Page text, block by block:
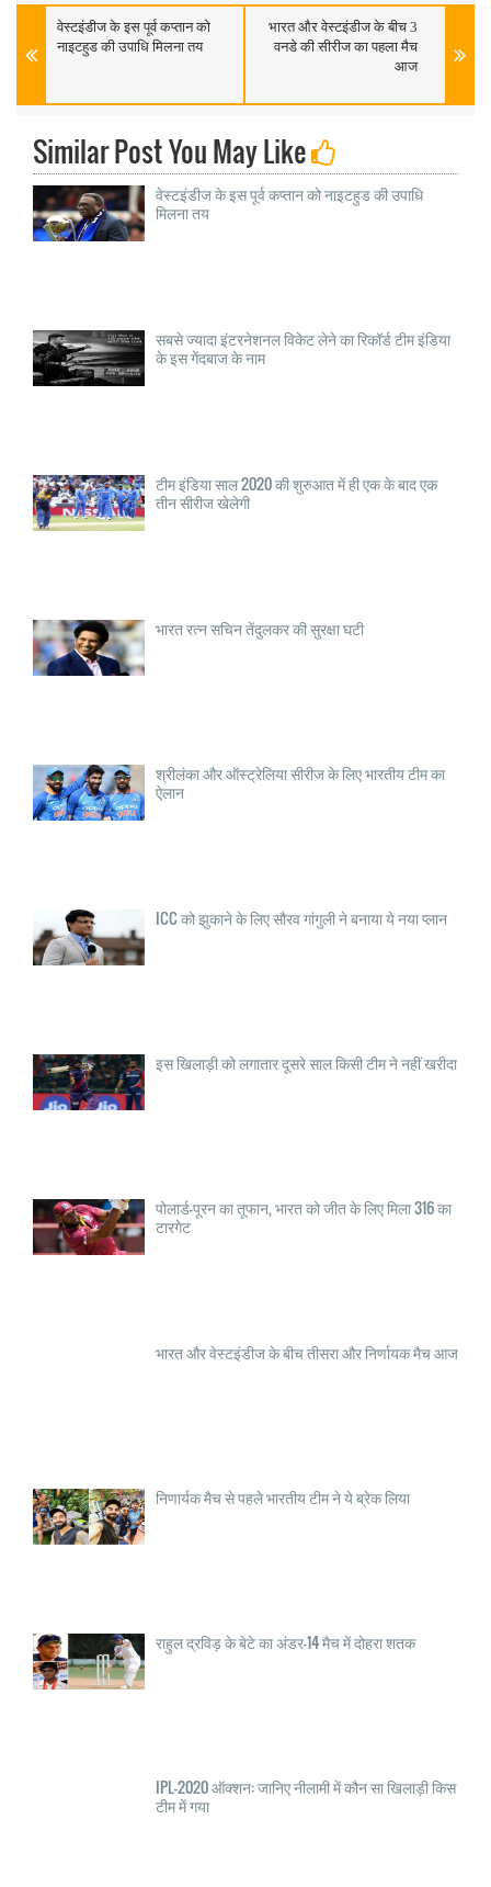
वेस्टइंडीज के इस पूर्व कप्तान को
नाइटहुड की उपाधि मिलना तय
भारत और वेस्टइंडीज के बीच 3
वनडे की सीरीज का पहला मैच
आज
Similar Post You May Like
वेस्टइंडीज के इस पूर्व कप्तान को नाइटहुड की उपाधि
मिलना तय
सबसे ज्यादा इंटरनेशनल विकेट लेने का रिकॉर्ड टीम इंडिया
के इस गेंदबाज के नाम
टीम इंडिया साल 2020 की शुरुआत में ही एक के बाद एक
तीन सीरीज खेलेगी
भारत रत्न सचिन तेंदुलकर की सुरक्षा घटी
श्रीलंका और ऑस्ट्रेलिया सीरीज के लिए भारतीय टीम का
ऐलान
ICC को झुकाने के लिए सौरव गांगुली ने बनाया ये नया प्लान
इस खिलाड़ी को लगातार दूसरे साल किसी टीम ने नहीं खरीदा
पोलार्ड-पूरन का तूफान, भारत को जीत के लिए मिला 316 का
टारगेट
भारत और वेस्टइंडीज के बीच तीसरा और निर्णायक मैच आज
निणार्यक मैच से पहले भारतीय टीम ने ये ब्रेक लिया
राहुल द्रविड़ के बेटे का अंडर-14 मैच में दोहरा शतक
IPL-2020 ऑक्शन: जानिए नीलामी में कौन सा खिलाड़ी किस
टीम में गया